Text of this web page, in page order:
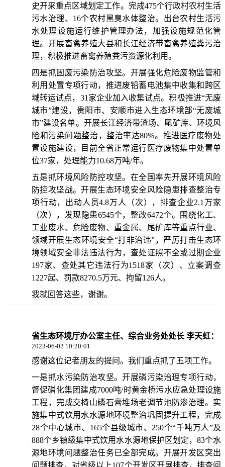
史开采重点区域划定工作。完成475个行政村农村生活
污水治理、16个农村黑臭水体整治。出台农村生活污
水处理设施运行维护管理办法，加强设施规范化管
理。开展畜禽养殖大县和长江经济带畜禽养殖粪污治
理，积极推进畜禽养殖粪污资源化利用。
四是抓固废污染防治攻坚。开展强化危险废物监管和
利用处置专项行动，推进废铅蓄电池集中收集和跨区
域转运试点，31家企业加入收集试点。积极推进“无废
城市”建设，贵阳市、安顺市进入生态环境部“无废城
市”建设名单。开展长江经济带渣场、尾矿库、环境风
险和污染问题整治，整治率达80%。推进医疗废物处
置设施建设，目前全省正常运行医疗废物集中处置单
位37家，处理能力10.68万吨/年。
五是抓环境风险防控攻坚。在全国率先开展环境风险
防控攻坚战。开展生态环境安全风险隐患排查整治专
项行动，出动人员4.8万人（次），排查企业2.1万家
（次），发现隐患6545个，整改6472个。围绕化工、
工业废水、危险废物、重金属、尾矿库等重点行业、
领域开展生态环境安全“打非治违”，严厉打击生态环
境领域安全非法违法行为，查处证照不全或过期企业
197家、查处其它违法行为1518家（次）、立案调查
1227起、罚款8270.5万元、拘留126人。
我就回答这些，谢谢。
省生态环境厅办公室主任、综合业务处处长 李天虹：
2023-06-02 10:20:01
感谢这位记者朋友的提问。我们重点抓了五项工作。
一是抓水污染防治攻坚。开展磷污染治理专项行动，
督促磷化集团建成7000吨/时黄金桥污水应急处理设施
工程，完成交椅山磷石膏堆场老调节池防渗治理。实
施集中式饮用水水源地环境整治巩固提升工程，完成
28个中心城市、165个县级城市、250个“千吨万人”及
888个乡镇级集中式饮用水水源地保护区划定，83个水
源地环境问题整治任务已全部完成。开展开发区突出
问题排查，对省级以上107个开发区开展排查，排查问